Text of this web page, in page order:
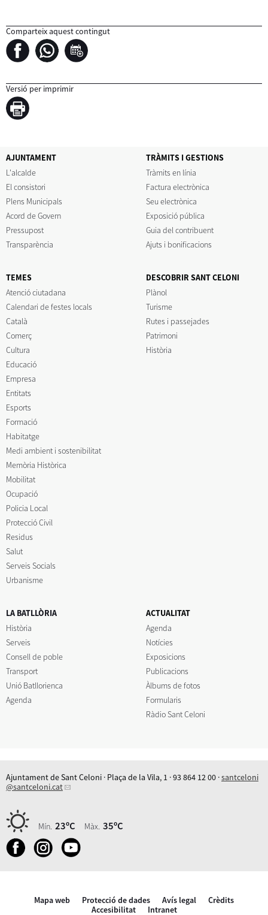
Comparteix aquest contingut
Versió per imprimir
AJUNTAMENT
L'alcalde
El consistori
Plens Municipals
Acord de Govern
Pressupost
Transparència
TRÀMITS I GESTIONS
Tràmits en línia
Factura electrònica
Seu electrònica
Exposició pública
Guia del contribuent
Ajuts i bonificacions
TEMES
Atenció ciutadana
Calendari de festes locals
Català
Comerç
Cultura
Educació
Empresa
Entitats
Esports
Formació
Habitatge
Medi ambient i sostenibilitat
Memòria Històrica
Mobilitat
Ocupació
Policia Local
Protecció Civil
Residus
Salut
Serveis Socials
Urbanisme
DESCOBRIR SANT CELONI
Plànol
Turisme
Rutes i passejades
Patrimoni
Història
LA BATLLÒRIA
Història
Serveis
Consell de poble
Transport
Unió Batllorienca
Agenda
ACTUALITAT
Agenda
Notícies
Exposicions
Publicacions
Àlbums de fotos
Formularis
Ràdio Sant Celoni
Ajuntament de Sant Celoni · Plaça de la Vila, 1 · 93 864 12 00 ·santceloni
@santceloni.cat
Mín. 23ºC Màx. 35ºC
Mapa web Protecció de dades Avís legal
Crèdits
Accesibilitat
Intranet